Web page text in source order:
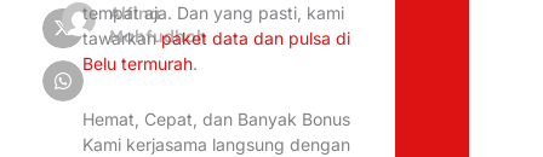
Alfina
Mahfudhoh
tempat aja. Dan yang pasti, kami
tawarkanpaket data dan pulsa di
Belu termurah.
Hemat, Cepat, dan Banyak Bonus
Kami kerjasama langsung dengan